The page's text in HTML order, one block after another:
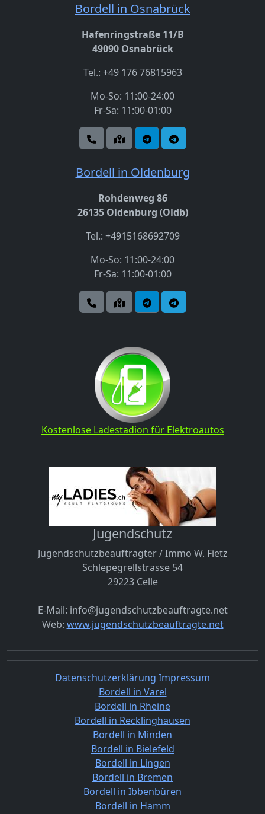
Bordell in Osnabrück
Hafenringstraße 11/B
49090 Osnabrück
Tel.: +49 176 76815963
Mo-So: 11:00-24:00
Fr-Sa: 11:00-01:00
Bordell in Oldenburg
Rohdenweg 86
26135 Oldenburg (Oldb)
Tel.: +4915168692709
Mo-So: 11:00-24:00
Fr-Sa: 11:00-01:00
Kostenlose Ladestadion für Elektroautos
Jugendschutz
Jugendschutzbeauftragter / Immo W. Fietz
Schlepegrellstrasse 54
29223 Celle
E-Mail: info@jugendschutzbeauftragte.net
Web: www.jugendschutzbeauftragte.net
Datenschutzerklärung Impressum
Bordell in Varel
Bordell in Rheine
Bordell in Recklinghausen
Bordell in Minden
Bordell in Bielefeld
Bordell in Lingen
Bordell in Bremen
Bordell in Ibbenbüren
Bordell in Hamm